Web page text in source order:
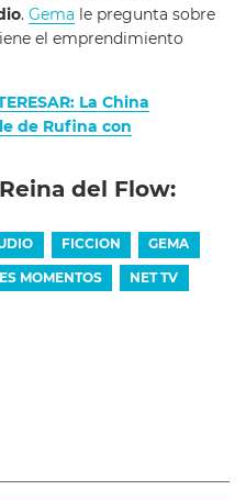
. Gema le pregunta sobre
el emprendimiento
La China
de Rufina con
del Flow:
FICCION GEMA
MOMENTOS NET TV